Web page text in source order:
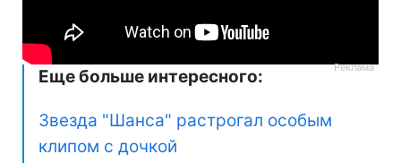
Еще больше интересного:
Звезда "Шанса" растрогал особым
клипом с дочкой